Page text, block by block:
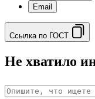
Email
Ссылка по ГОСТ
Не хватило